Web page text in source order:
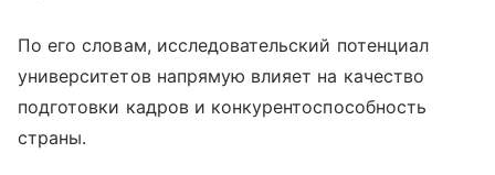
По его словам, исследовательский потенциал
университетов напрямую влияет на качество
подготовки кадров и конкурентоспособность
страны.